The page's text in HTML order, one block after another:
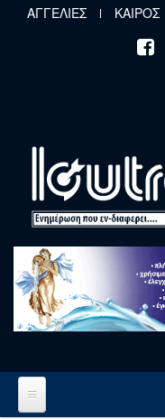
Παράκαμψη προς το
ΑΓΓΕΛΙΕΣ ΚΑΙΡΟΣ